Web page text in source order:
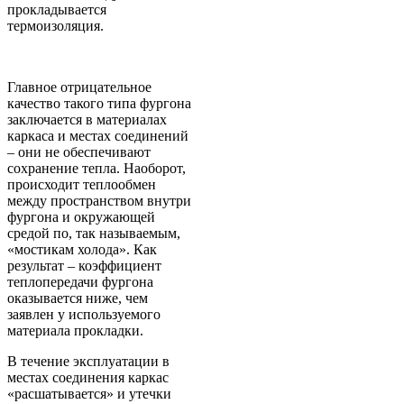
прокладывается
термоизоляция.
Главное отрицательное
качество такого типа фургона
заключается в материалах
каркаса и местах соединений
– они не обеспечивают
сохранение тепла. Наоборот,
происходит теплообмен
между пространством внутри
фургона и окружающей
средой по, так называемым,
«мостикам холода». Как
результат – коэффициент
теплопередачи фургона
оказывается ниже, чем
заявлен у используемого
материала прокладки.
В течение эксплуатации в
местах соединения каркас
«расшатывается» и утечки